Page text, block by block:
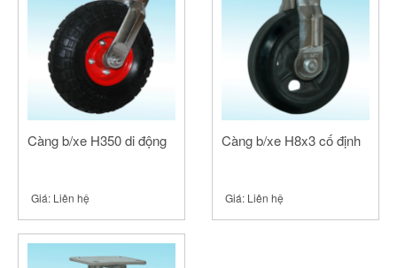
Càng b/xe H350 di động
Giá: Liên hệ
Càng b/xe H8x3 cố định
Giá: Liên hệ